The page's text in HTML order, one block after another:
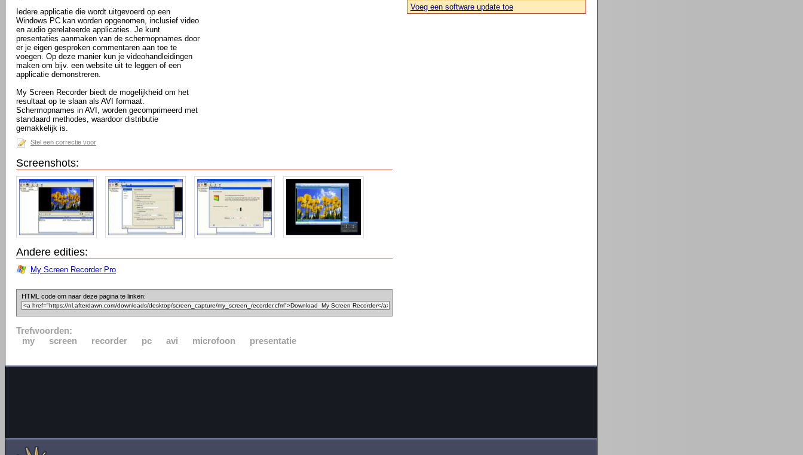
Iedere applicatie die wordt uitgevoerd op een
Windows PC kan worden opgenomen, inclusief video
en audio gerelateerde applicaties. Je kunt
presentaties aanmaken van de schermopnames door
er je eigen gesproken commentaren aan toe te
voegen. Op deze manier kun je videohandleidingen
maken om bijv. een website uit te leggen of een
applicatie demonstreren.
My Screen Recorder biedt de mogelijkheid om het
resultaat op te slaan als AVI formaat.
Schermopnames in AVI, worden gecomprimeerd met
standaard methodes, waardoor distributie
gemakkelijk is.
Stel een correctie voor
Screenshots:
Andere edities:
My Screen Recorder Pro
HTML code om naar deze pagina te linken:
Trefwoorden:
my
screen recorder pc avi microfoon presentatie
Voeg een software update toe